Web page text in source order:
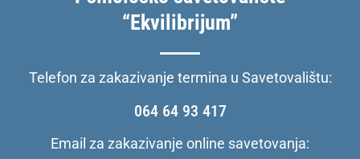
“Ekvilibrijum”
Telefon za zakazivanje termina u Savetovalištu:
064 64 93 417
Email za zakazivanje online savetovanja: